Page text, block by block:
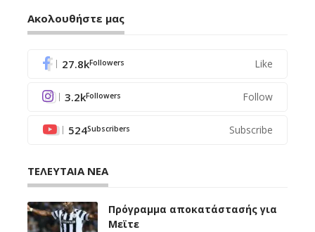
Ακολουθήστε μας
27.8kFollowers Like
3.2kFollowers Follow
524Subscribers Subscribe
ΤΕΛΕΥΤΑΙΑ ΝΕΑ
Πρόγραμμα αποκατάστασής για
Μεϊτε